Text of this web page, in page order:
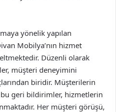
yönelik yapılan
Mobilya’nın hizmet
Düzenli olarak
müşteri deneyimini
biridir. Müşterilerin
geri bildirimler, hizmetlerin
Her müşteri görüşü,